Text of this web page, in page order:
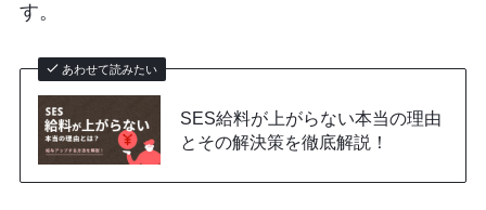
す。
あわせて読みたい
SES給料が上がらない本当の理由
とその解決策を徹底解説！